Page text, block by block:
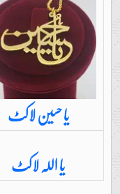
یا حسین لاکٹ
یا اللہ لاکٹ